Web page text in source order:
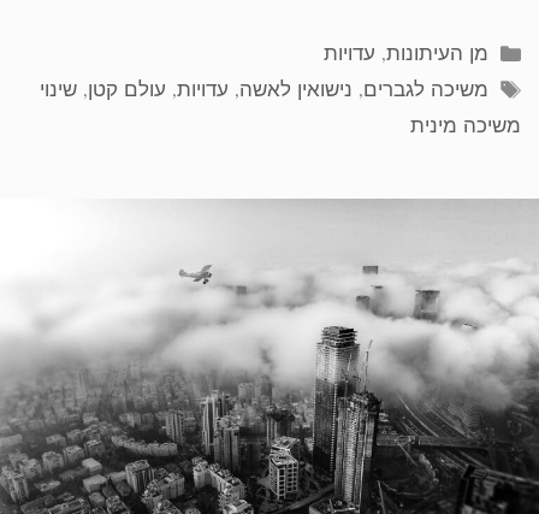
קטגוריות
מן העיתונות, עדויות
תגיות
משיכה לגברים, נישואין לאשה, עדויות, עולם קטן,שינוי
משיכה מינית